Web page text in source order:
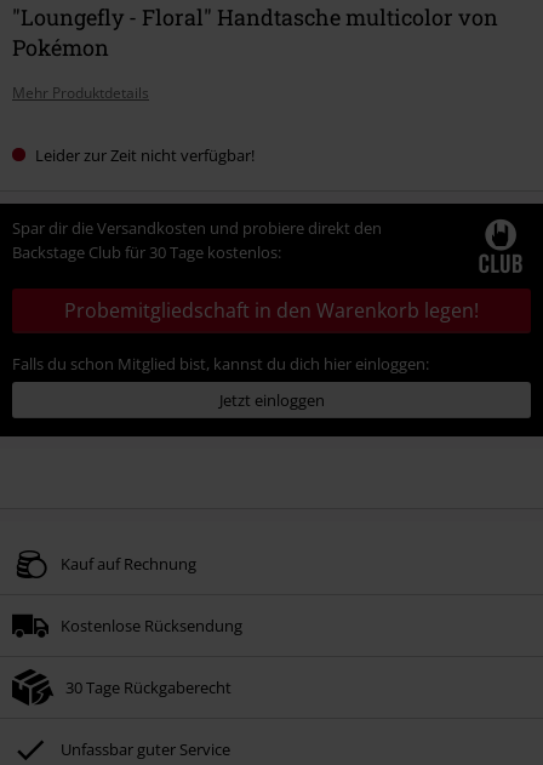
"Loungefly - Floral" Handtasche multicolor von
Pokémon
Mehr Produktdetails
Leider zur Zeit nicht verfügbar!
Spar dir die Versandkosten und probiere direkt den
Backstage Club für 30 Tage kostenlos:
Probemitgliedschaft in den Warenkorb legen!
Falls du schon Mitglied bist, kannst du dich hier einloggen:
Jetzt einloggen
Kauf auf Rechnung
Kostenlose Rücksendung
30 Tage Rückgaberecht
Unfassbar guter Service